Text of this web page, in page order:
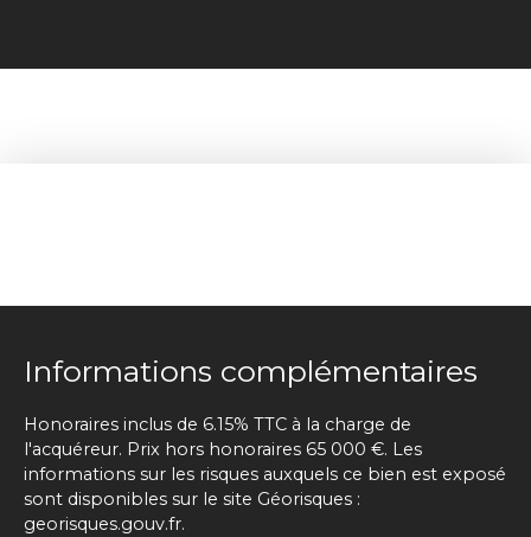
Informations complémentaires
Honoraires inclus de 6.15% TTC à la charge de
l'acquéreur. Prix hors honoraires 65 000 €. Les
informations sur les risques auxquels ce bien est exposé
sont disponibles sur le site Géorisques :
georisques.gouv.fr.